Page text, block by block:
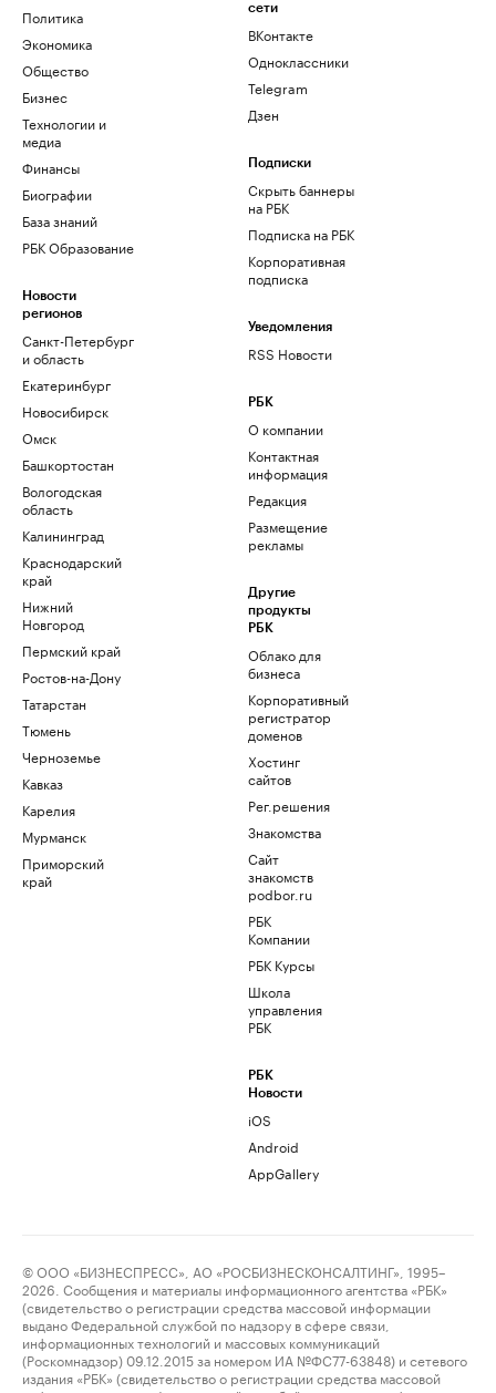
Политика
Экономика
Общество
Бизнес
Технологии и
медиа
Финансы
Биографии
База знаний
РБК Образование
Новости
регионов
Санкт-Петербург
и область
Екатеринбург
Новосибирск
Омск
Башкортостан
Вологодская
область
Калининград
Краснодарский
край
Нижний
Новгород
Пермский край
Ростов-на-Дону
Татарстан
Тюмень
Черноземье
Кавказ
Карелия
Мурманск
Приморский
край
сети
ВКонтакте
Одноклассники
Telegram
Дзен
Подписки
Скрыть баннеры
на РБК
Подписка на РБК
Корпоративная
подписка
Уведомления
RSS Новости
РБК
О компании
Контактная
информация
Редакция
Размещение
рекламы
Другие
продукты
РБК
Облако для
бизнеса
Корпоративный
регистратор
доменов
Хостинг
сайтов
Рег.решения
Знакомства
Сайт
знакомств
podbor.ru
РБК
Компании
РБК Курсы
Школа
управления
РБК
РБК
Новости
iOS
Android
AppGallery
© ООО «БИЗНЕСПРЕСС», АО «РОСБИЗНЕСКОНСАЛТИНГ», 1995–
2026. Сообщения и материалы информационного агентства «РБК»
(свидетельство о регистрации средства массовой информации
выдано Федеральной службой по надзору в сфере связи,
информационных технологий и массовых коммуникаций
(Роскомнадзор) 09.12.2015 за номером ИА №ФС77-63848) и сетевого
издания «РБК» (свидетельство о регистрации средства массовой